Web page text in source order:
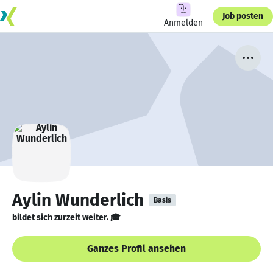
Anmelden
Job posten
Aylin Wunderlich Basis
bildet sich zurzeit weiter. 🎓
Ganzes Profil ansehen